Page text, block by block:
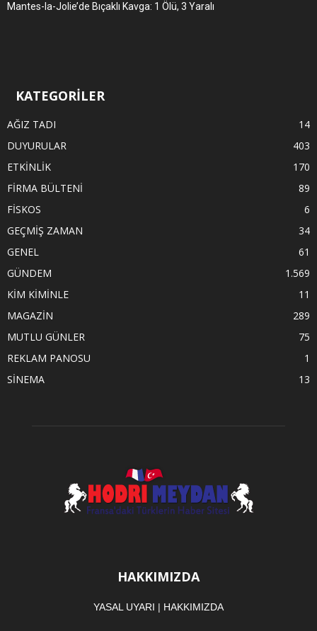
Mantes-la-Jolie’de Bıçaklı Kavga: 1 Ölü, 3 Yaralı
KATEGORİLER
AĞIZ TADI
14
DUYURULAR
403
ETKİNLİK
170
FİRMA BÜLTENİ
89
FİSKOS
6
GEÇMİŞ ZAMAN
34
GENEL
61
GÜNDEM
1.569
KİM KİMİNLE
11
MAGAZİN
289
MUTLU GÜNLER
75
REKLAM PANOSU
1
SİNEMA
13
HAKKIMIZDA
YASAL UYARI | HAKKIMIZDA